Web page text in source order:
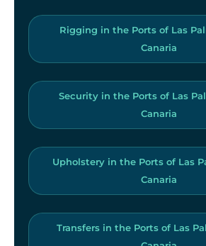
Rigging in the Ports of Las
Canaria
Security in the Ports of Las
Canaria
Upholstery in the Ports of Las
Canaria
Transfers in the Ports of Las